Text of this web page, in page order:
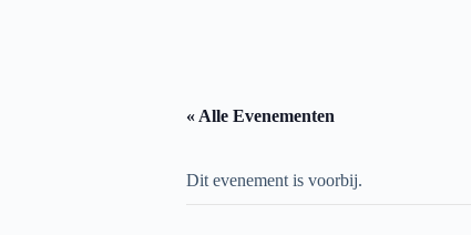
« Alle Evenementen
Dit evenement is voorbij.